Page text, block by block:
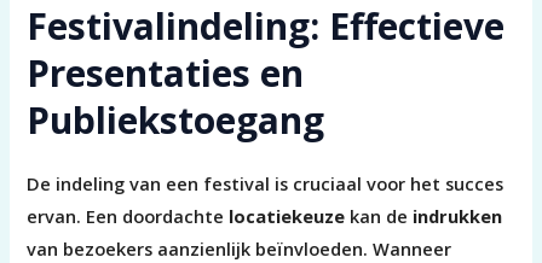
Festivalindeling: Effectieve
Presentaties en
Publiekstoegang
De indeling van een festival is cruciaal voor het succes
ervan. Een doordachte locatiekeuze kan de indrukken
van bezoekers aanzienlijk beïnvloeden. Wanneer